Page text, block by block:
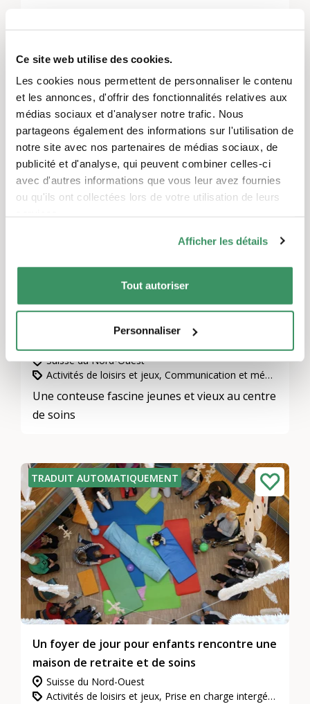
Ce site web utilise des cookies.
Les cookies nous permettent de personnaliser le contenu
et les annonces, d'offrir des fonctionnalités relatives aux
médias sociaux et d'analyser notre trafic. Nous
partageons également des informations sur l'utilisation de
notre site avec nos partenaires de médias sociaux, de
publicité et d'analyse, qui peuvent combiner celles-ci
avec d'autres informations que vous leur avez fournies
ou qu'ils ont collectées lors de votre utilisation de leurs
Afficher les détails
Tout autoriser
Personnaliser
hommes et la crèche Momo
Ces projets pourraient également
vous intéresser.
TRADUIT AUTOMATIQUEMENT
Histoire pour petits et grands
Suisse du Nord-Ouest
Activités de loisirs et jeux, Communication et médias, Prise en charge intergénérationnelle
Une conteuse fascine jeunes et vieux au centre
de soins
TRADUIT AUTOMATIQUEMENT
Un foyer de jour pour enfants rencontre une
maison de retraite et de soins
Suisse du Nord-Ouest
Activités de loisirs et jeux, Prise en charge intergénérationnelle